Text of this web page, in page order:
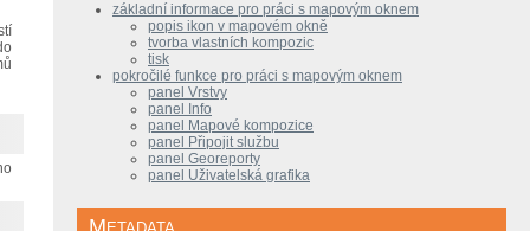
základní informace pro práci s mapovým oknem
popis ikon v mapovém okně
tvorba vlastních kompozic
tisk
pokročilé funkce pro práci s mapovým oknem
panel Vrstvy
panel Info
panel Mapové kompozice
panel Připojit službu
panel Georeporty
panel Uživatelská grafika
Metadata